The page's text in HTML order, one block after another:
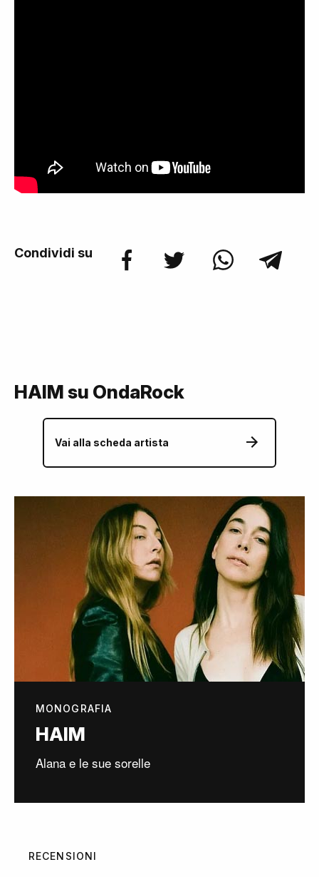
Condividi su
HAIM su OndaRock
Vai alla scheda artista
MONOGRAFIA
HAIM
Alana e le sue sorelle
RECENSIONI